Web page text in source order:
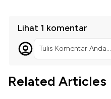
Lihat 1 komentar
Tulis Komentar Anda...
Related Articles